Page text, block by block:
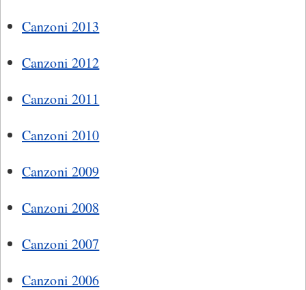
Canzoni 2013
Canzoni 2012
Canzoni 2011
Canzoni 2010
Canzoni 2009
Canzoni 2008
Canzoni 2007
Canzoni 2006